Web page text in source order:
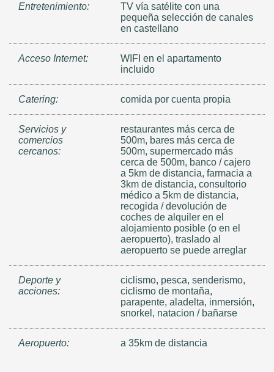
Entretenimiento:
TV vía satélite con una
pequeña selección de canales
en castellano
Acceso Internet:
WIFI en el apartamento
incluido
Catering: comida por cuenta propia
Servicios y
comercios
cercanos:
restaurantes más cerca de
500m, bares más cerca de
500m, supermercado más
cerca de 500m, banco / cajero
a 5km de distancia, farmacia a
3km de distancia, consultorio
médico a 5km de distancia,
recogida / devolución de
coches de alquiler en el
alojamiento posible (o en el
aeropuerto), traslado al
aeropuerto se puede arreglar
Deporte y
acciones:
ciclismo, pesca, senderismo,
ciclismo de montaña,
parapente, aladelta, inmersión,
snorkel, natacion / bañarse
Aeropuerto: a 35km de distancia